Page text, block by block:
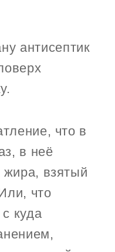
антисептик
что в
в неё
жира, взятый
что
куда